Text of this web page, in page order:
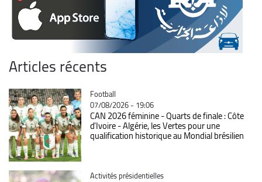
Articles récents
Catégorie
Football
07/08/2026 - 19:06
CAN 2026 féminine - Quarts de finale : Côte
d'Ivoire - Algérie, les Vertes pour une
qualification historique au Mondial brésilien
Catégorie
Activités présidentielles